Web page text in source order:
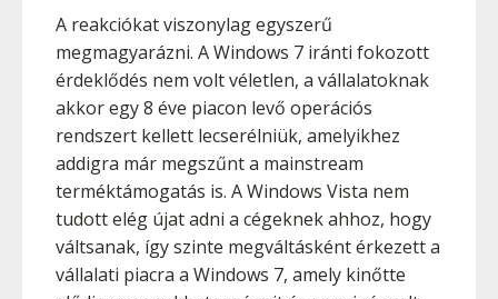
A reakciókat viszonylag egyszerű
megmagyarázni. A Windows 7 iránti fokozott
érdeklődés nem volt véletlen, a vállalatoknak
akkor egy 8 éve piacon levő operációs
rendszert kellett lecserélniük, amelyikhez
addigra már megszűnt a mainstream
terméktámogatás is. A Windows Vista nem
tudott elég újat adni a cégeknek ahhoz, hogy
váltsanak, így szinte megváltásként érkezett a
vállalati piacra a Windows 7, amely kinőtte